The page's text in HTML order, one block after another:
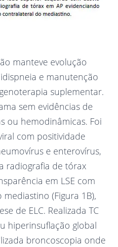
manteve evolução
e manutenção
suplementar.
sem evidências de
ou hemodinâmicas. Foi
com positividade
e enterovírus,
radiografia de tórax
em LSE com
(Figura 1B),
de ELC. Realizada TC
hiperinsuflação global
broncoscopia onde